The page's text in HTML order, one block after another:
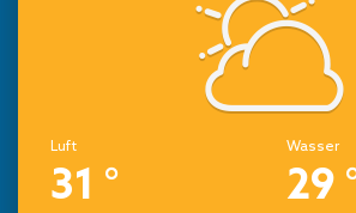
Luft
31 °
Wasser
29